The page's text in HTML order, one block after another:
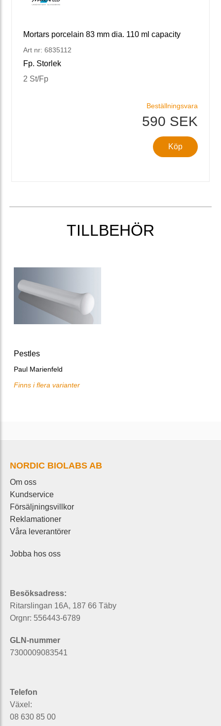
Mortars porcelain 83 mm dia. 110 ml capacity
Art nr: 6835112
Fp. Storlek
2 St/Fp
Beställningsvara
590 SEK
Köp
TILLBEHÖR
Pestles
Paul Marienfeld
Finns i flera varianter
NORDIC BIOLABS AB
Om oss
Kundservice
Försäljningsvillkor
Reklamationer
Våra leverantörer
Jobba hos oss
Besöksadress:
Ritarslingan 16A, 187 66 Täby
Orgnr: 556443-6789
GLN-nummer
7300009083541
Telefon
Växel:
08 630 85 00